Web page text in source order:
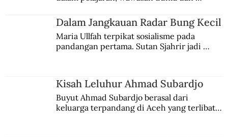
Jules Verne, Multatuli, hingga Sun Yat-sen.
Dalam Jangkauan Radar Bung Kecil
Maria Ullfah terpikat sosialisme pada
pandangan pertama. Sutan Sjahrir jadi
Kisah Leluhur Ahmad Subardjo
Buyut Ahmad Subardjo berasal dari
keluarga terpandang di Aceh yang terlibat